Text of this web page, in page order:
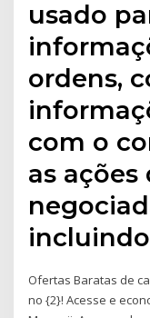
usado
ordens,
com o
as ações
incluindo
Ofertas Baratas de
no {2}! Acesse e